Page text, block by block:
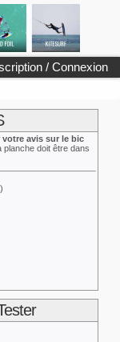
/ Connexion
avis sur le bic
planche doit être dans